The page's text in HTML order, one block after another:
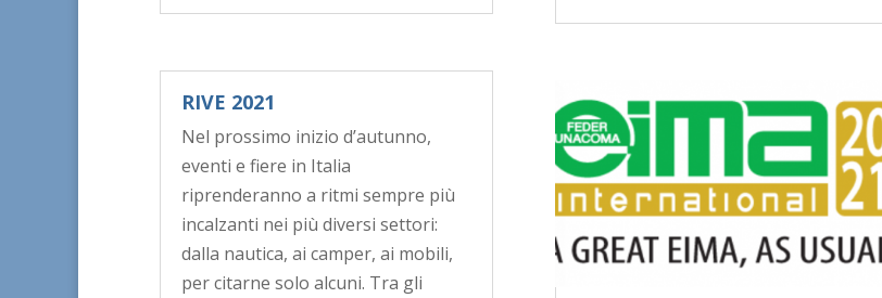
RIVE 2021
Nel prossimo inizio d’autunno,
eventi e fiere in Italia
riprenderanno a ritmi sempre più
incalzanti nei più diversi settori:
dalla nautica, ai camper, ai mobili,
per citarne solo alcuni. Tra gli